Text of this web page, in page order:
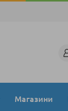
Магазини